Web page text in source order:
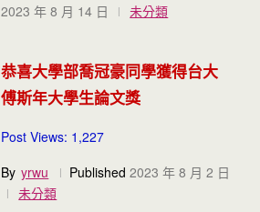
2023 年 8 月 14 日
未分類
恭喜大學部喬冠豪同學獲得台大
傅斯年大學生論文獎
Post Views: 1,227
By yrwu Published2023 年 8 月 2 日
未分類